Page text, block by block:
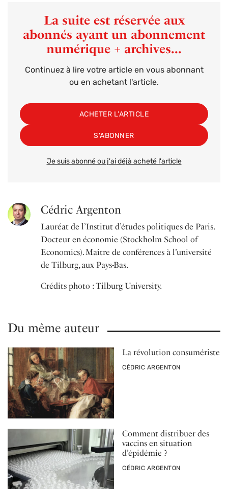
La suite est réservée aux
abonnés ayant un abonnement
numérique + archives...
Continuez à lire votre article en vous abonnant
ou en achetant l'article.
ACHETER L’ARTICLE
S'ABONNER
Je suis abonné ou j'ai déjà acheté l'article
Cédric Argenton
Lauréat de l’Institut d’études politiques de Paris.
Docteur en économie (Stockholm School of
Economics). Maître de conférences à l’université
de Tilburg, aux Pays-Bas.
Crédits photo : Tilburg University.
Du même auteur
La révolution consumériste
PAR
CÉDRIC ARGENTON
Comment distribuer des
vaccins en situation
d’épidémie ?
PAR
CÉDRIC ARGENTON